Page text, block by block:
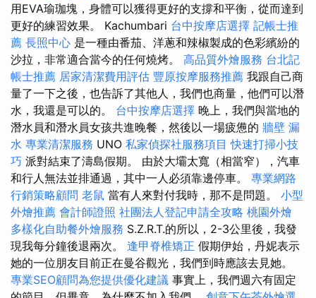
用EVA瑜珈塊，身體可以獲得更好的支撐和平衡，從而達到
更好的練習效果。 Kachumbari 台中按摩店選擇 記帳士推
薦 長照中心 是一種由番茄、洋蔥和辣椒製成的色彩繽紛的
沙拉，非常適合當今的任何燒烤。 高品質外燴服務 台北記
帳士推薦 居家清潔費用評估 豐原按摩服務推薦 我跟自己商
量了一下之後，也告訴了其他人，我們也商量，他們可以潛
水，我還是可以的。 台中按摩店選擇 晚上，我們與當地的
潛水員和潛水員女孩共進晚餐，然後以一場疲憊的 牆壁 漏
水 專業清潔服務 UNO 私家偵探社服務項目 快速打掃小技
巧 派對結束了濤島假期。 由於大壩太寬（相當窄），汽車
和行人無法並排通過，其中一人必須靠邊停車。 專業網路
行銷策略顧問 老鼠 當有人來對付我時，那不是問題。 小型
外燴推薦 會計師證照 社團法人登記申請全攻略 桃園外燴
多樣化自助餐外燴服務 S.Z.R.T.的所以，2-3公里後，我發
現我每分鐘後退兩次。 逢甲脊椎矯正 假期伊始，丹妮表示
她的一位朋友目前正在曼谷觀光，我們到時應該去見她。
專業SEO顧問為您提供優化建議 事實上，我們週六有固定